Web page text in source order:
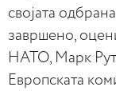
својата
завршено,
НАТО, Марк
Европската